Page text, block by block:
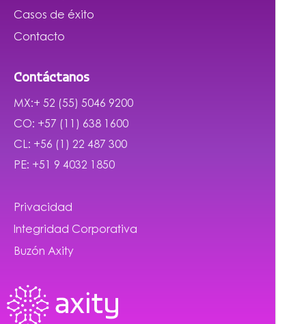
Casos de éxito
Contacto
Contáctanos
MX:+ 52 (55) 5046 9200
CO: +57 (11) 638 1600
CL: +56 (1) 22 487 300
PE: +51 9 4032 1850
Privacidad
Integridad Corporativa
Buzón Axity